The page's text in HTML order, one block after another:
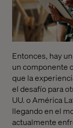
Entonces, hay
un componente
que la
el desafío para
UU. o América
llegando en el
actualmente